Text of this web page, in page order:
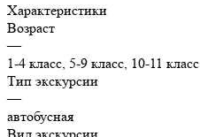
Характеристики
Возраст
—
1-4 класс, 5-9 класс, 10-11 класс
Тип экскурсии
—
автобусная